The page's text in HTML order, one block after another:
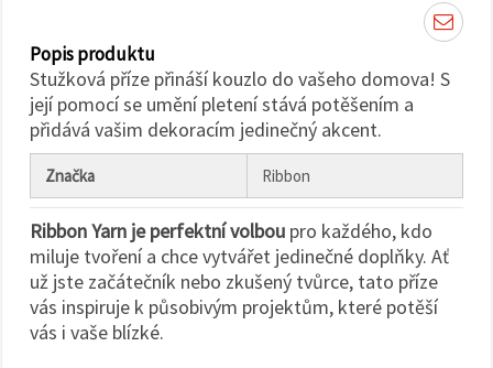
cookies a
kliknutím
na tlačítko
"Uložit"
Přijmout
vše
Nastavení
Popis produktu
Stužková příze přináší kouzlo do vašeho domova! S
její pomocí se umění pletení stává potěšením a
přidává vašim dekoracím jedinečný akcent.
Značka Ribbon
Ribbon Yarn je perfektní volbou pro každého, kdo
miluje tvoření a chce vytvářet jedinečné doplňky. Ať
už jste začátečník nebo zkušený tvůrce, tato příze
vás inspiruje k působivým projektům, které potěší
vás i vaše blízké.